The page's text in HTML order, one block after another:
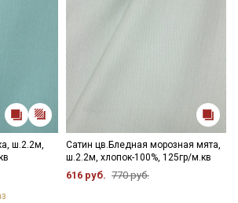
ш.2.2м,
Сатин цв.Бледная морозная мята,
ш.2.2м, хлопок-100%, 125гр/м.кв
616 руб. 770 руб.